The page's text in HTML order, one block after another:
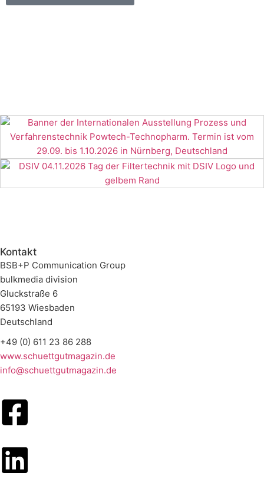
Kontakt
BSB+P Communication Group
bulkmedia division
Gluckstraße 6
65193 Wiesbaden
Deutschland
+49 (0) 611 23 86 288
www.schuettgutmagazin.de
info@schuettgutmagazin.de